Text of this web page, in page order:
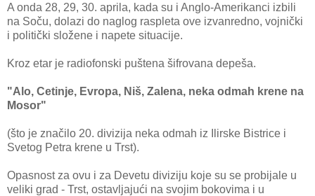
A onda 28, 29, 30. aprila, kada su i Anglo-Amerikanci izbili
na Soču, dolazi do naglog raspleta ove izvanredno, vojnički
i politički složene i napete situacije.
Kroz etar je radiofonski puštena šifrovana depeša.
"Alo, Cetinje, Evropa, Niš, Zalena, neka odmah krene na
Mosor"
(što je značilo 20. divizija neka odmah iz Ilirske Bistrice i
Svetog Petra krene u Trst).
Opasnost za ovu i za Devetu diviziju koje su se probijale u
veliki grad - Trst, ostavljajući na svojim bokovima i u